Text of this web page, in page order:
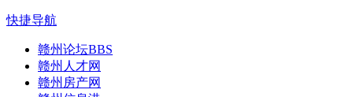
快捷导航
赣州论坛BBS
赣州人才网
赣州房产网